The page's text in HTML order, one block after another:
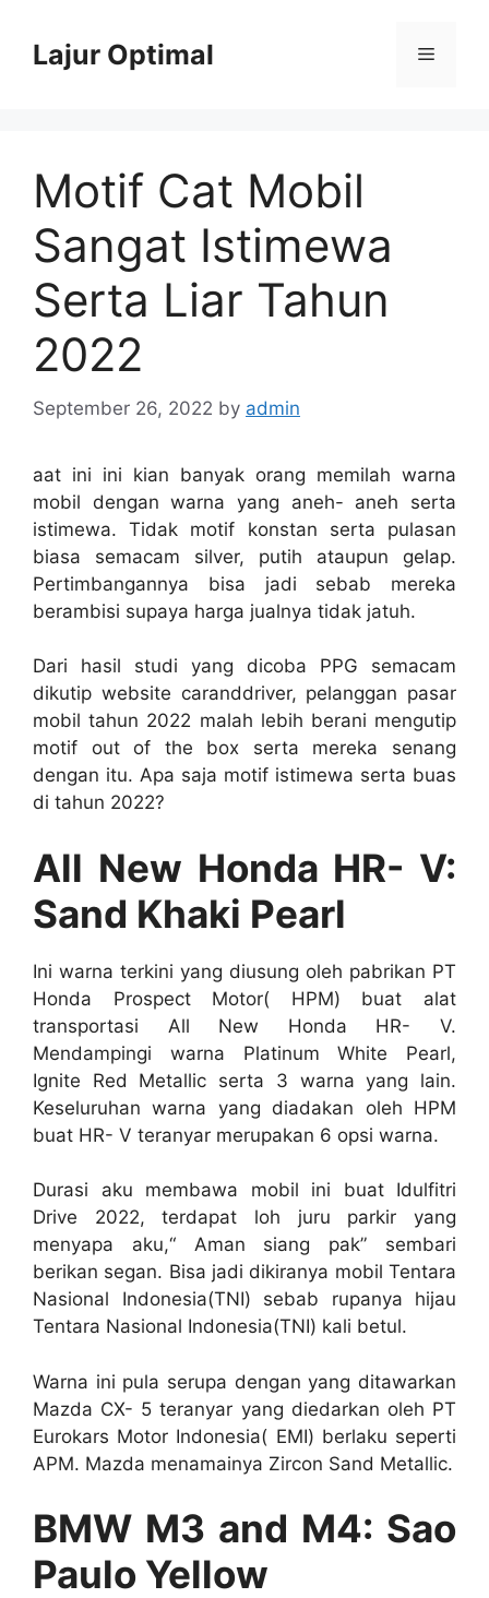
contentLajur Optimal Menu
Motif Cat Mobil
Sangat Istimewa
Serta Liar Tahun
2022
September 26, 2022 by admin
aat ini ini kian banyak orang memilah warna
mobil dengan warna yang aneh- aneh serta
istimewa. Tidak motif konstan serta pulasan
biasa semacam silver, putih ataupun gelap.
Pertimbangannya bisa jadi sebab mereka
berambisi supaya harga jualnya tidak jatuh.
Dari hasil studi yang dicoba PPG semacam
dikutip website caranddriver, pelanggan pasar
mobil tahun 2022 malah lebih berani mengutip
motif out of the box serta mereka senang
dengan itu. Apa saja motif istimewa serta buas
di tahun 2022?
All New Honda HR- V:
Sand Khaki Pearl
Ini warna terkini yang diusung oleh pabrikan PT
Honda Prospect Motor( HPM) buat alat
transportasi All New Honda HR- V.
Mendampingi warna Platinum White Pearl,
Ignite Red Metallic serta 3 warna yang lain.
Keseluruhan warna yang diadakan oleh HPM
buat HR- V teranyar merupakan 6 opsi warna.
Durasi aku membawa mobil ini buat Idulfitri
Drive 2022, terdapat loh juru parkir yang
menyapa aku,“ Aman siang pak” sembari
berikan segan. Bisa jadi dikiranya mobil Tentara
Nasional Indonesia(TNI) sebab rupanya hijau
Tentara Nasional Indonesia(TNI) kali betul.
Warna ini pula serupa dengan yang ditawarkan
Mazda CX- 5 teranyar yang diedarkan oleh PT
Eurokars Motor Indonesia( EMI) berlaku seperti
APM. Mazda menamainya Zircon Sand Metallic.
BMW M3 and M4: Sao
Paulo Yellow